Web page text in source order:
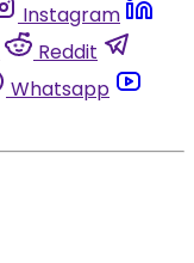
Instagram
Reddit
Whatsapp